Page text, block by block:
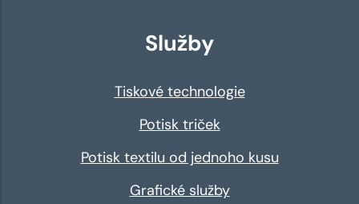
Služby
Tiskové technologie
Potisk triček
Potisk textilu od jednoho kusu
Grafické služby